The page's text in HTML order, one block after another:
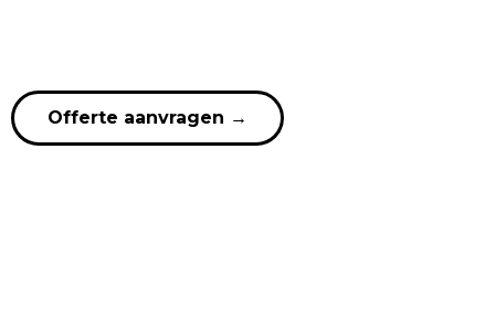
Offerte aanvragen →